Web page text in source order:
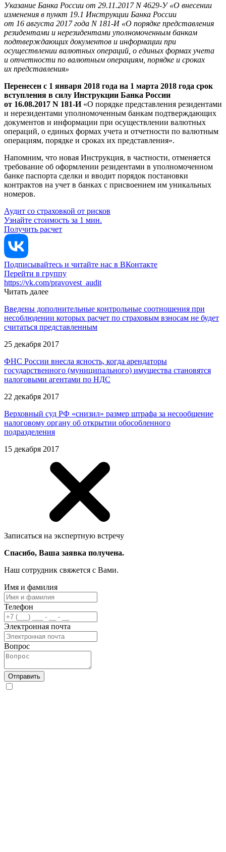
Указание Банка России от 29.11.2017 N 4629-У «О внесении
изменения в пункт 19.1 Инструкции Банка России
от 16 августа 2017 года N 181-И «О порядке представления
резидентами и нерезидентами уполномоченным банкам
подтверждающих документов и информации при
осуществлении валютных операций, о единых формах учета
и отчетности по валютным операциям, порядке и сроках
их представления»
Перенесен с 1 января 2018 года на 1 марта 2018 года срок
вступления в силу Инструкции Банка России
от 16.08.2017 N 181-И«О порядке представления резидентами
и нерезидентами уполномоченным банкам подтверждающих
документов и информации при осуществлении валютных
операций, о единых формах учета и отчетности по валютным
операциям, порядке и сроках их представления».
Напомним, что новая Инструкция, в частности, отменяется
требование об оформлении резидентами в уполномоченном
банке паспорта сделки и вводит порядок постановки
контрактов на учет в банках с присвоением им уникальных
номеров.
Аудит со страховкой от рисков
Узнайте стоимость за 1 мин.
Получить расчет
Подписывайтесь и читайте нас в ВКонтакте
Перейти в группу
https://vk.com/pravovest_audit
Читать далее
Введены дополнительные контрольные соотношения при
несоблюдении которых расчет по страховым взносам не будет
считаться представленным
25 декабря 2017
ФНС России внесла ясность, когда арендаторы
государственного (муниципального) имущества становятся
налоговыми агентами по НДС
22 декабря 2017
Верховный суд РФ «снизил» размер штрафа за несообщение
налоговому органу об открытии обособленного
подразделения
15 декабря 2017
Записаться на экспертную встречу
Спасибо, Ваша заявка получена.
Наш сотрудник свяжется с Вами.
Имя и фамилия
Телефон
Электронная почта
Вопрос
Отправить